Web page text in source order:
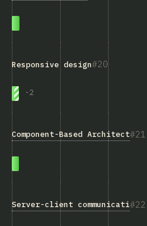
20
Responsive design
-2
21
Component-Based Architecture
22
Server-client communication